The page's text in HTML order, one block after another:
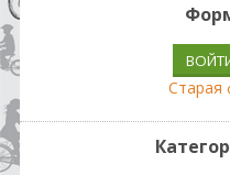
Старая